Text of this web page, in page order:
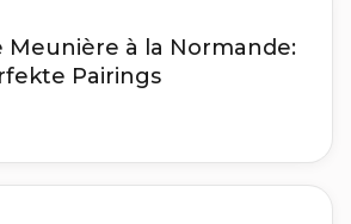
Meunière à la Normande:
Pairings